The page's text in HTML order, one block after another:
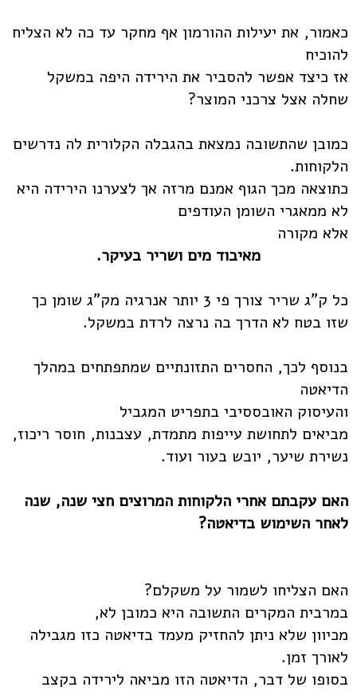
כאמור, את יעילות ההורמון אף מחקר עד כה לא הצליח
להוכיח
אז כיצד אפשר להסביר את הירידה היפה במשקל
שחלה אצל צרכני המוצר?
כמובן שהתשובה נמצאת בהגבלה הקלורית לה נדרשים
הלקוחות.
כתוצאה מכך הגוף אמנם מרזה אך לצערנו הירידה היא
לא ממאגרי השומן העודפים
אלא מקורה
מאיבוד מים ושריר בעיקר.
כל ק"ג שריר צורך פי 3 יותר אנרגיה מק"ג שומן כך
שזו בטח לא הדרך בה נרצה לרדת במשקל.
בנוסף לכך, החסרים התזונתיים שמתפתחים במהלך
הדיאטה
והעיסוק האובססיבי בתפריט המגביל
מביאים לתחושת עייפות מתמדת, עצבנות, חוסר ריכוז,
נשירת שיער, יובש בעור ועוד.
האם עקבתם אחרי הלקוחות המרוצים חצי שנה, שנה
לאחר השימוש בדיאטה?
האם הצליחו לשמור על משקלם?
במרבית המקרים התשובה היא כמובן לא,
מכיוון שלא ניתן להחזיק מעמד בדיאטה כזו מגבילה
לאורך זמן.
בסופו של דבר, הדיאטה הזו מביאה לירידה בקצב